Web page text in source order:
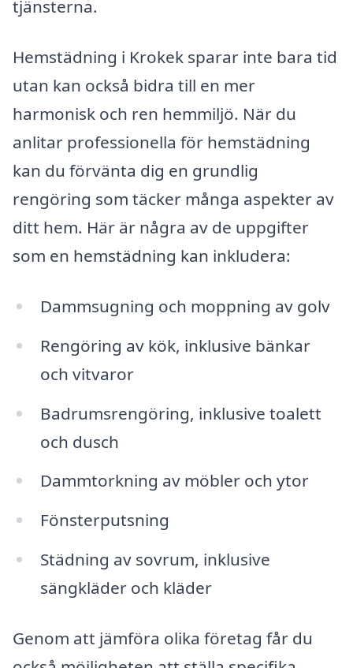
tjänsterna.
Hemstädning i Krokek sparar inte bara tid
utan kan också bidra till en mer
harmonisk och ren hemmiljö. När du
anlitar professionella för hemstädning
kan du förvänta dig en grundlig
rengöring som täcker många aspekter av
ditt hem. Här är några av de uppgifter
som en hemstädning kan inkludera:
Dammsugning och moppning av golv
Rengöring av kök, inklusive bänkar
och vitvaror
Badrumsrengöring, inklusive toalett
och dusch
Dammtorkning av möbler och ytor
Fönsterputsning
Städning av sovrum, inklusive
sängkläder och kläder
Genom att jämföra olika företag får du